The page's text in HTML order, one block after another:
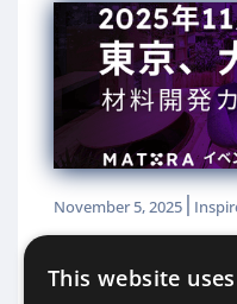
November 5, 2025 |
材料開発カ
This website